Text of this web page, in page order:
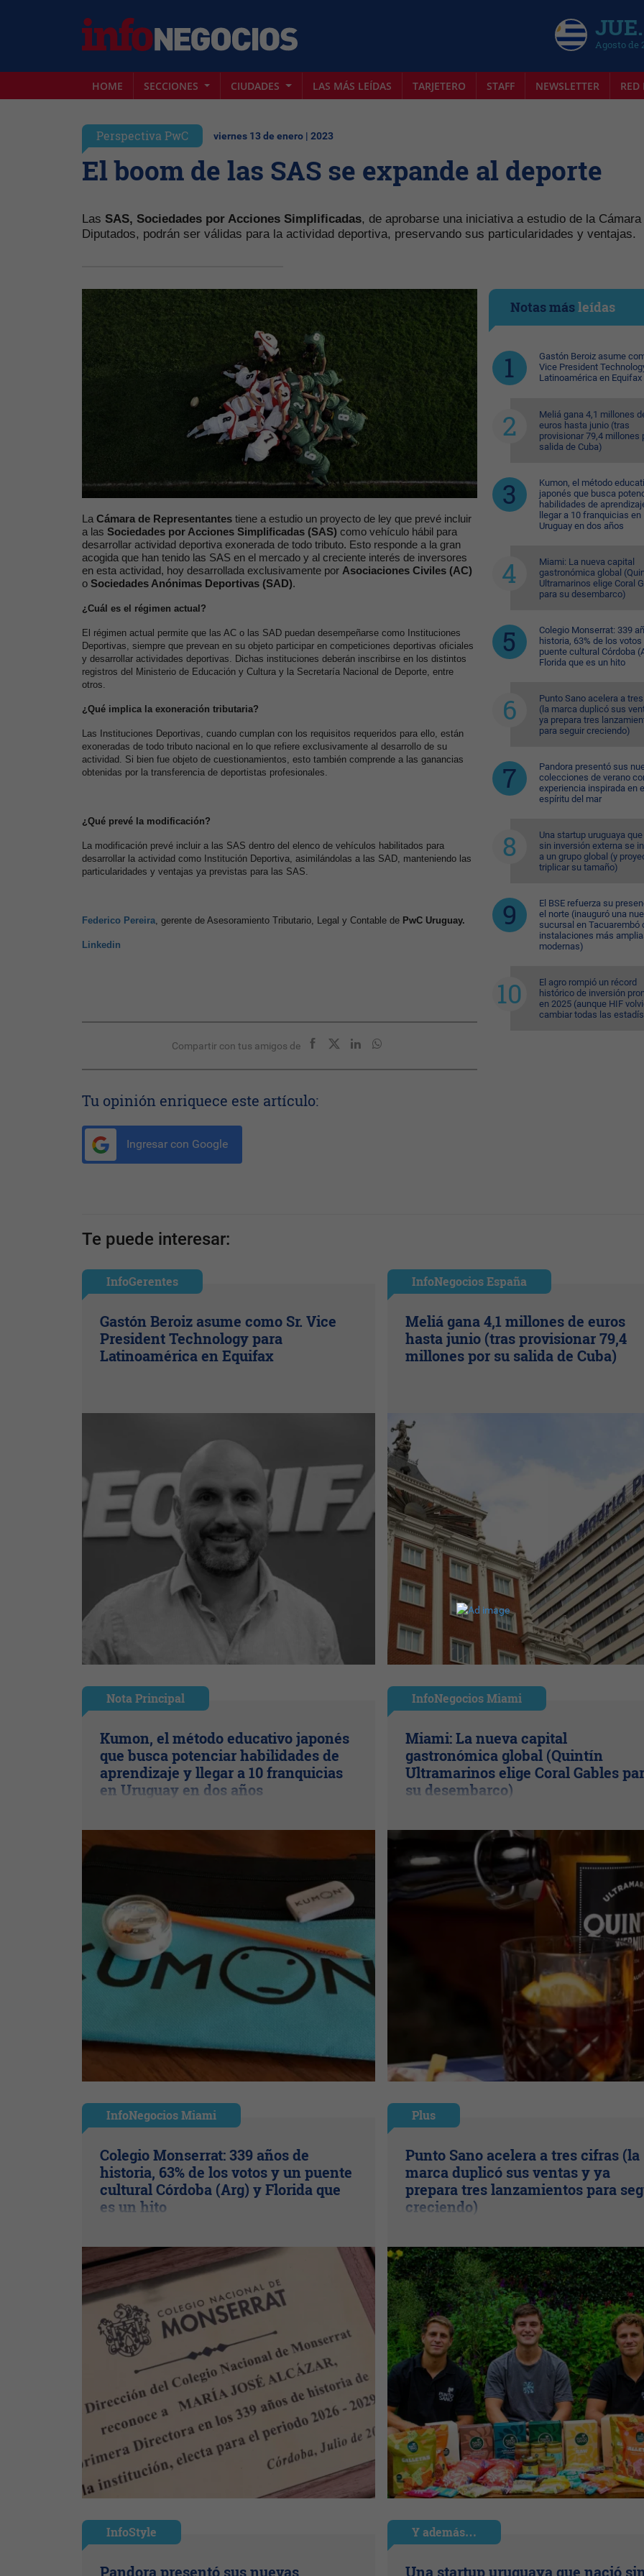
Agosto de
HOME SECCIONES CIUDADES LAS MÁS LEÍDAS TARJETERO STAFF NEWSLETTER
Perspectiva PwC viernes 13 de enero | 2023
El boom de las SAS se expande al deporte
Las SAS, Sociedades por Acciones Simplificadas, de aprobarse una iniciativa a estudio de la Cámara
Diputados, podrán ser válidas para la actividad deportiva, preservando sus particularidades y ventajas.
La Cámara de Representantes tiene a estudio un proyecto de ley que prevé incluir
a las Sociedades por Acciones Simplificadas (SAS) como vehículo hábil para
desarrollar actividad deportiva exonerada de todo tributo. Esto responde a la gran
acogida que han tenido las SAS en el mercado y al creciente interés de inversores
en esta actividad, hoy desarrollada exclusivamente por Asociaciones Civiles (AC)
o Sociedades Anónimas Deportivas (SAD).
¿Cuál es el régimen actual?
El régimen actual permite que las AC o las SAD puedan desempeñarse como Instituciones
Deportivas, siempre que prevean en su objeto participar en competiciones deportivas oficiales
y desarrollar actividades deportivas. Dichas instituciones deberán inscribirse en los distintos
registros del Ministerio de Educación y Cultura y la Secretaría Nacional de Deporte, entre
otros.
¿Qué implica la exoneración tributaria?
Las Instituciones Deportivas, cuando cumplan con los requisitos requeridos para ello, están
exoneradas de todo tributo nacional en lo que refiere exclusivamente al desarrollo de su
actividad. Si bien fue objeto de cuestionamientos, esto también comprende a las ganancias
obtenidas por la transferencia de deportistas profesionales.
¿Qué prevé la modificación?
La modificación prevé incluir a las SAS dentro del elenco de vehículos habilitados para
desarrollar la actividad como Institución Deportiva, asimilándolas a las SAD, manteniendo las
particularidades y ventajas ya previstas para las SAS.
Federico Pereira , gerente de Asesoramiento Tributario, Legal y Contable de PwC Uruguay.
Linkedin
Compartir con tus amigos de
Tu opinión enriquece este artículo:
Ingresar con Google
Notas másleídas
Gastón Beroiz asume
Vice President
Latinoamérica en Equifax
Meliá gana 4,1 millones
euros hasta junio (tras
provisionar 79,4 millones
salida de Cuba)
Kumon, el método
japonés que busca
habilidades de
llegar a 10 franquicias en
Uruguay en dos años
Miami: La nueva capital
gastronómica global
Ultramarinos elige Coral
para su desembarco)
Colegio Monserrat: 339
historia, 63% de los votos
puente cultural Córdoba
Florida que es un hito
Punto Sano acelera a
(la marca duplicó sus
ya prepara tres
para seguir creciendo)
Pandora presentó sus
colecciones de verano
experiencia inspirada en
espíritu del mar
Una startup uruguaya
sin inversión externa se
a un grupo global (y
triplicar su tamaño)
El BSE refuerza su
el norte (inauguró una
sucursal en Tacuarembó
instalaciones más
modernas)
El agro rompió un récord
histórico de inversión
en 2025 (aunque HIF
cambiar todas las
Te puede interesar:
InfoGerentes
Gastón Beroiz asume como Sr. Vice
President Technology para
Latinoamérica en Equifax
InfoNegocios España
Meliá gana 4,1 millones de euros
hasta junio (tras provisionar 79,4
millones por su salida de Cuba)
Nota Principal
Kumon, el método educativo japonés
que busca potenciar habilidades de
aprendizaje y llegar a 10 franquicias
en Uruguay en dos años
InfoNegocios Miami
Miami: La nueva capital
gastronómica global (Quintín
Ultramarinos elige Coral Gables
su desembarco)
InfoNegocios Miami
Colegio Monserrat: 339 años de
historia, 63% de los votos y un puente
cultural Córdoba (Arg) y Florida que
es un hito
Plus
Punto Sano acelera a tres cifras (la
marca duplicó sus ventas y ya
prepara tres lanzamientos para
creciendo)
InfoStyle
Pandora presentó sus nuevas
Y además…
Una startup uruguaya que nació